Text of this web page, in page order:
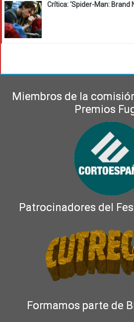
Crítica: ‘Spider-Man: Brand
Miembros de la
Premios
Patrocinadores del
Formamos parte de